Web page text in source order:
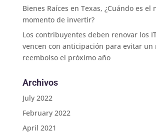
Bienes Raíces en Texas, ¿Cuándo es el
momento de invertir?
Los contribuyentes deben renovar los
vencen con anticipación para evitar un
reembolso el próximo año
Archivos
July 2022
February 2022
April 2021